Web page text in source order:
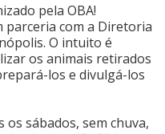
pela OBA!
parceria com a Diretoria
O intuito é
os animais retirados
los e divulgá-los
sábados, sem chuva,